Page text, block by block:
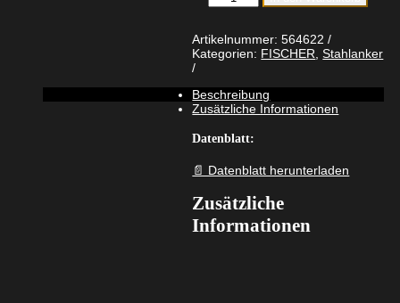
Bolzenanker
II
Plus
12/50
nicht
rostender
Menge
Artikelnummer:564622
Kategorien: FISCHER ,Stahlanker
Beschreibung
Zusätzliche Informationen
Datenblatt:
📄 Datenblatt herunterladen
Zusätzliche
Informationen